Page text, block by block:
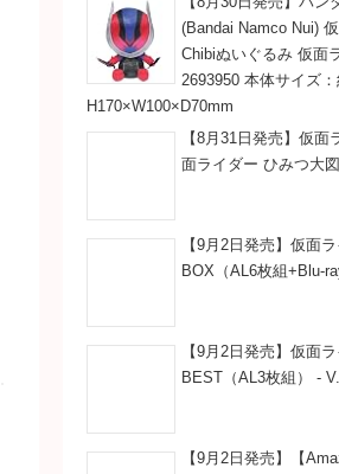
(Bandai Namco Nui)
Chibiぬいぐるみ 仮面
2693950 本体サイズ：
H170×W100×D70mm
【8月31日発売】仮
面ライダー ひみつ大
【9月2日発売】仮面
BOX（AL6枚組+Blu-
【9月2日発売】仮面
BEST（AL3枚組） -
【9月2日発売】【